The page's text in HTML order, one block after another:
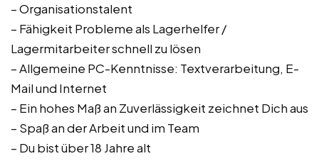
– Organisationstalent
– Fähigkeit Probleme als Lagerhelfer /
Lagermitarbeiter schnell zu lösen
– Allgemeine PC-Kenntnisse: Textverarbeitung, E-
Mail und Internet
– Ein hohes Maß an Zuverlässigkeit zeichnet Dich aus
– Spaß an der Arbeit und im Team
– Du bist über 18 Jahre alt